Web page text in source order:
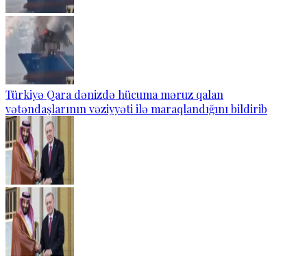
Türkiyə Qara dənizdə hücuma məruz qalan
vətəndaşlarının vəziyyəti ilə maraqlandığını bildirib